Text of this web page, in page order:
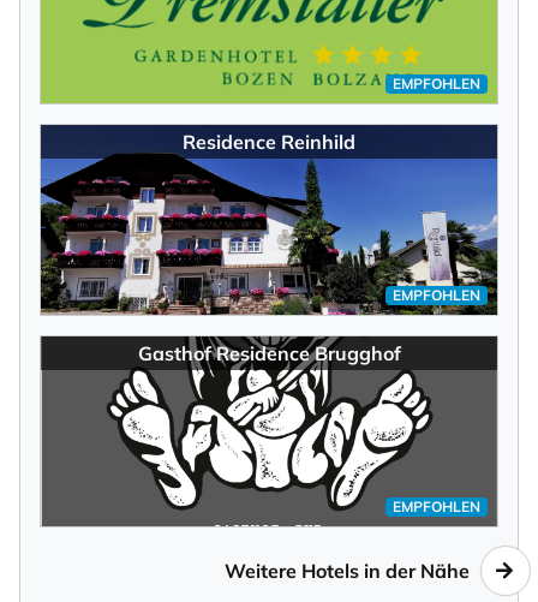
EMPFOHLEN
Residence Reinhild
EMPFOHLEN
Gasthof Residence Brugghof
EMPFOHLEN
Weitere Hotels in der Nähe